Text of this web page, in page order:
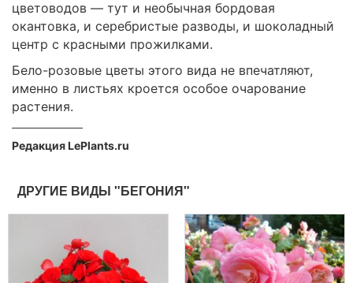
цветоводов — тут и необычная бордовая
окантовка, и серебристые разводы, и шоколадный
центр с красными прожилками.
Бело-розовые цветы этого вида не впечатляют,
именно в листьях кроется особое очарование
растения.
Редакция LePlants.ru
ДРУГИЕ ВИДЫ "БЕГОНИЯ"